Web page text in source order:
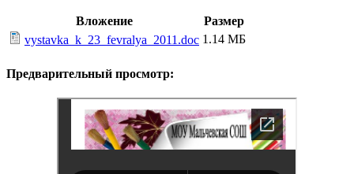
Вложение
Размер
vystavka_k_23_fevralya_2011.doc 1.14 МБ
Предварительный просмотр: